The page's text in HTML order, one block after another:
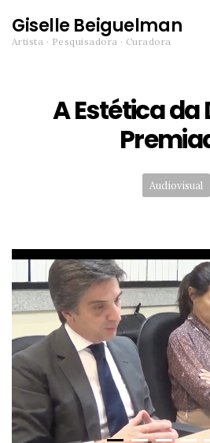
Giselle Beiguelman
Artista · Pesquisadora · Curadora
A Estética da
Categories:
Audiovisual